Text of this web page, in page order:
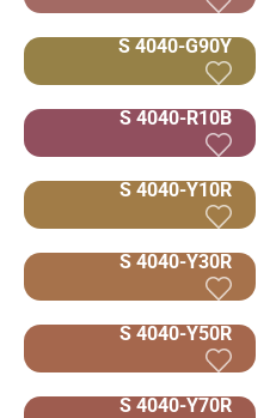
S 4040-G90Y
S 4040-R10B
S 4040-Y10R
S 4040-Y30R
S 4040-Y50R
S 4040-Y70R